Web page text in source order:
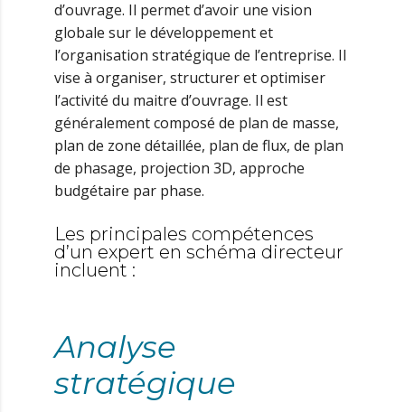
d’ouvrage. Il permet d’avoir une vision
globale sur le développement et
l’organisation stratégique de l’entreprise. Il
vise à organiser, structurer et optimiser
l’activité du maitre d’ouvrage. Il est
généralement composé de plan de masse,
plan de zone détaillée, plan de flux, de plan
de phasage, projection 3D, approche
budgétaire par phase.
Les principales compétences
d’un expert en schéma directeur
incluent :
Analyse
stratégique